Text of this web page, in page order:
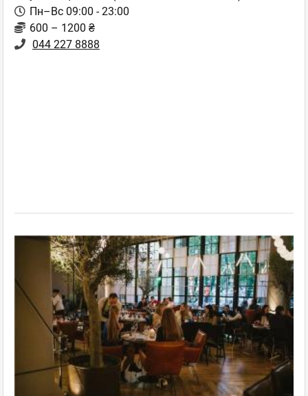
Пн–Вс 09:00 - 23:00
600 – 1200 ₴
044 227 8888